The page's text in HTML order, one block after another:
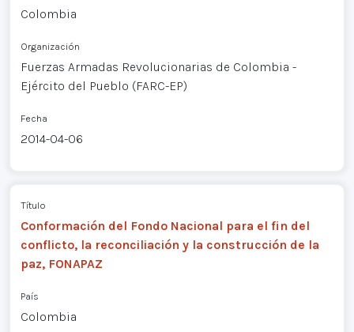
Colombia
Organización
Fuerzas Armadas Revolucionarias de Colombia -
Ejército del Pueblo (FARC-EP)
Fecha
2014-04-06
Título
Conformación del Fondo Nacional para el fin del
conflicto, la reconciliación y la construcción de la
paz, FONAPAZ
País
Colombia